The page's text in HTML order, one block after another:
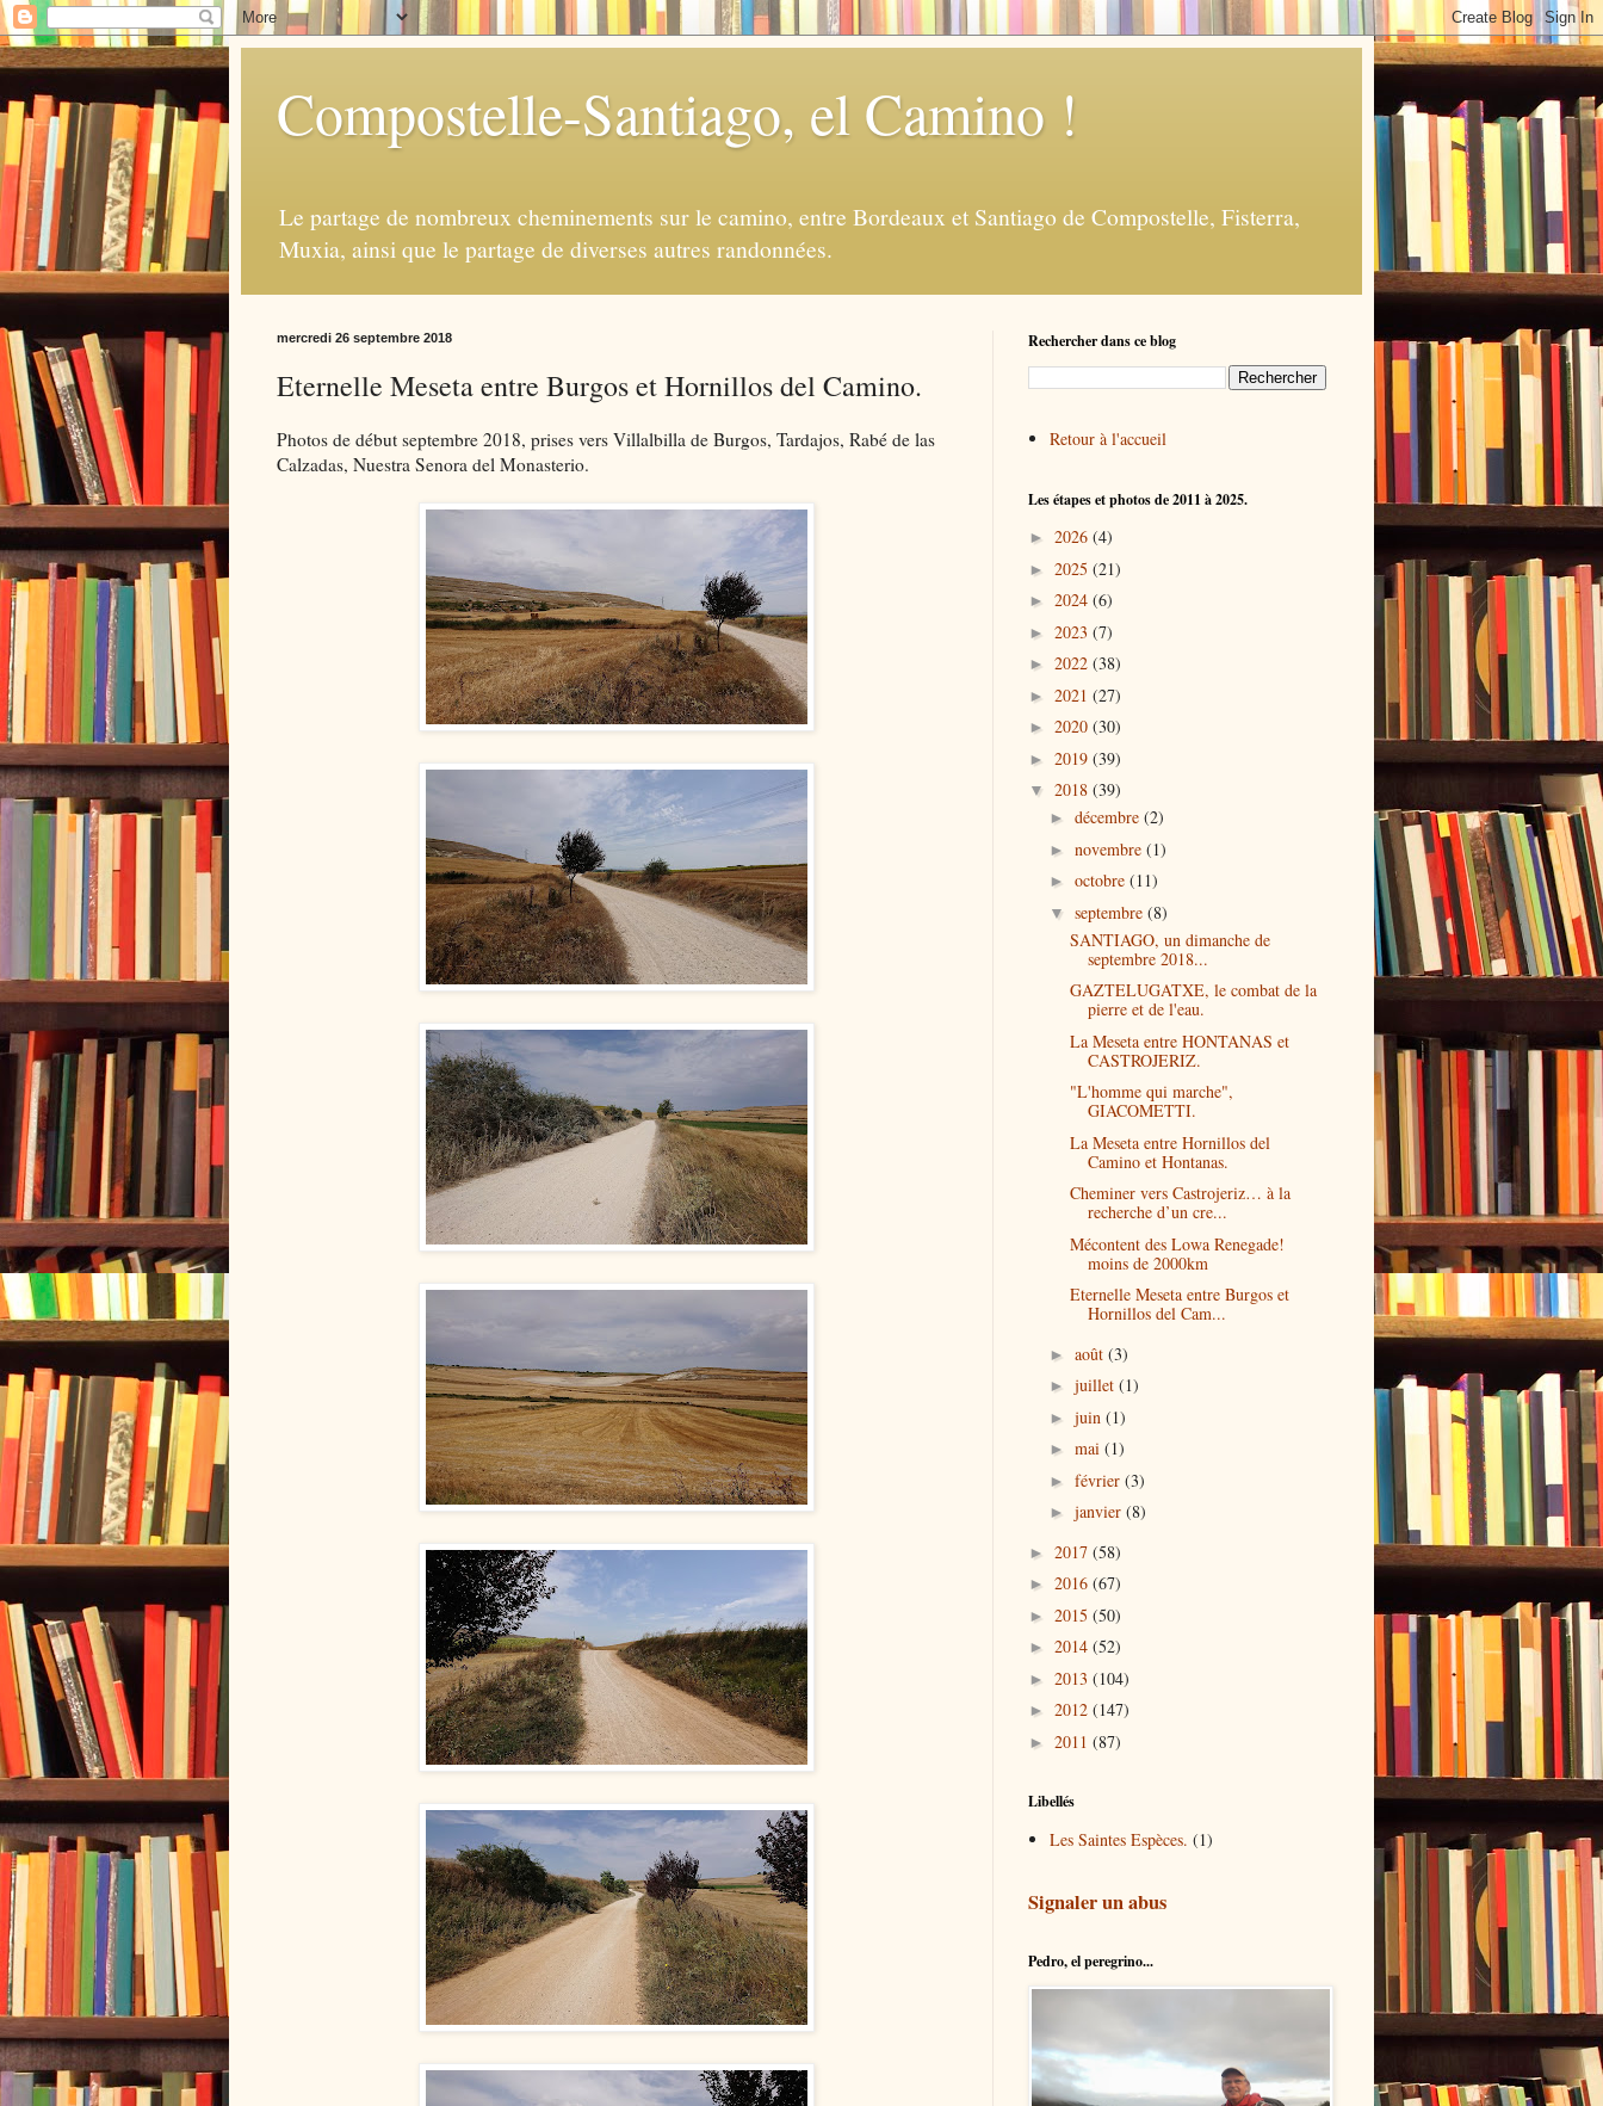
Compostelle-Santiago, el Camino !
Le partage de nombreux cheminements sur le camino, entre Bordeaux et Santiago de Compostelle, Fisterra,
Muxia, ainsi que le partage de diverses autres randonnées.
mercredi 26 septembre 2018
Eternelle Meseta entre Burgos et Hornillos del Camino.
Photos de début septembre 2018, prises vers Villalbilla de Burgos, Tardajos, Rabé de las
Calzadas, Nuestra Senora del Monasterio.
Rechercher dans ce blog
Retour à l'accueil
Les étapes et photos de 2011 à 2025.
► 2026 (4)
► 2025 (21)
► 2024 (6)
► 2023 (7)
► 2022 (38)
► 2021 (27)
► 2020 (30)
► 2019 (39)
▼ 2018 (39)
► décembre (2)
► novembre (1)
► octobre (11)
▼ septembre (8)
SANTIAGO, un dimanche de
septembre 2018...
GAZTELUGATXE, le combat de la
pierre et de l'eau.
La Meseta entre HONTANAS et
CASTROJERIZ.
"L'homme qui marche",
GIACOMETTI.
La Meseta entre Hornillos del
Camino et Hontanas.
Cheminer vers Castrojeriz… à la
recherche d’un cre...
Mécontent des Lowa Renegade!
moins de 2000km
Eternelle Meseta entre Burgos et
Hornillos del Cam...
► août (3)
► juillet (1)
► juin (1)
► mai (1)
► février (3)
► janvier (8)
► 2017 (58)
► 2016 (67)
► 2015 (50)
► 2014 (52)
► 2013 (104)
► 2012 (147)
► 2011 (87)
Libellés
Les Saintes Espèces. (1)
Signaler un abus
Pedro, el peregrino...